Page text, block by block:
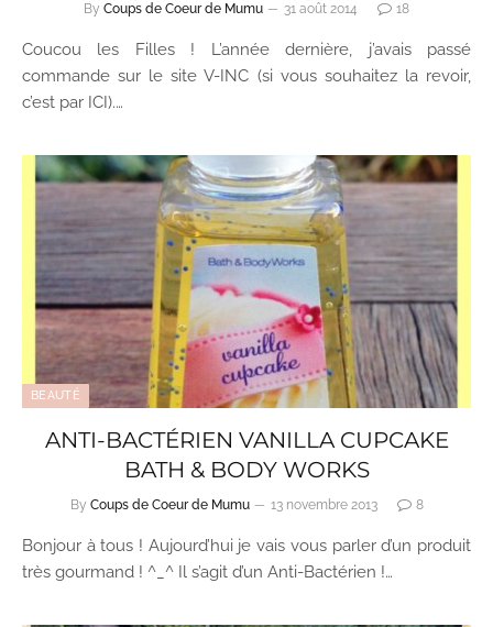
By Coups de Coeur de Mumu 31 août 2014 18
Coucou les Filles ! L’année dernière, j’avais passé
commande sur le site V-INC (si vous souhaitez la revoir,
c’est par ICI).…
BEAUTÉ
ANTI-BACTÉRIEN VANILLA CUPCAKE
BATH & BODY WORKS
By Coups de Coeur de Mumu 13 novembre 2013 8
Bonjour à tous ! Aujourd’hui je vais vous parler d’un produit
très gourmand ! ^_^ Il s’agit d’un Anti-Bactérien !…